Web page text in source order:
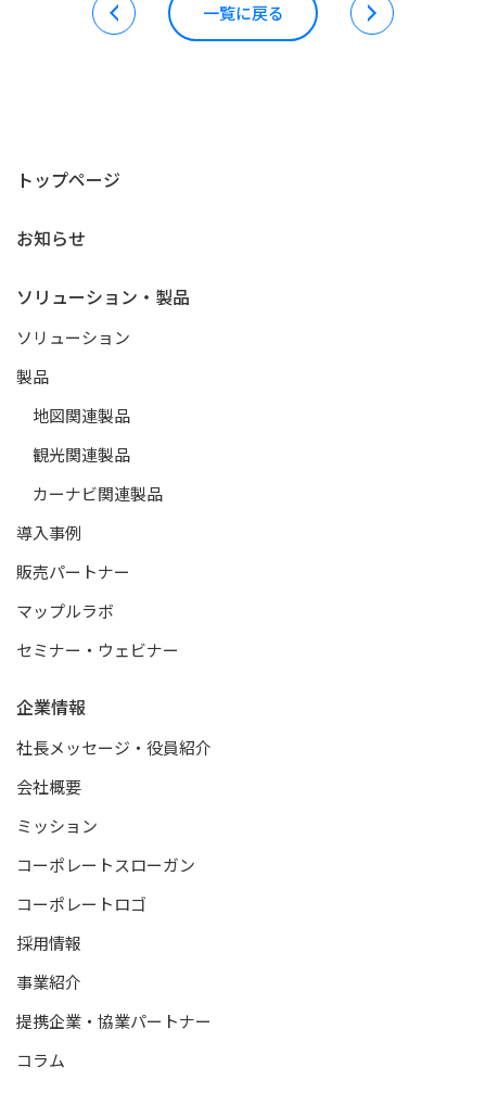
一覧に戻る
トップページ
お知らせ
ソリューション・製品
ソリューション
製品
地図関連製品
観光関連製品
カーナビ関連製品
導入事例
販売パートナー
マップルラボ
セミナー・ウェビナー
企業情報
社長メッセージ・役員紹介
会社概要
ミッション
コーポレートスローガン
コーポレートロゴ
採用情報
事業紹介
提携企業・協業パートナー
コラム